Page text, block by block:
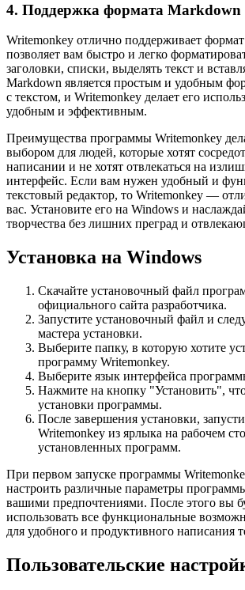
4. Поддержка формата Markdown
Writemonkey отлично поддерживает
позволяет вам быстро и легко
заголовки, списки, выделять текст и
Markdown является простым и удобным
с текстом, и Writemonkey делает его
удобным и эффективным.
Преимущества программы Writemonkey
выбором для людей, которые хотят
написании и не хотят отвлекаться на
интерфейс. Если вам нужен удобный и
текстовый редактор, то Writemonkey —
вас. Установите его на Windows и
творчества без лишних преград и
Установка на Windows
Скачайте установочный файл
официального сайта разработчика.
Запустите установочный файл и
мастера установки.
Выберите папку, в которую хотите
программу Writemonkey.
Выберите язык интерфейса
Нажмите на кнопку "Установить",
установки программы.
После завершения установки,
Writemonkey из ярлыка на рабочем
установленных программ.
При первом запуске программы
настроить различные параметры
вашими предпочтениями. После этого вы
использовать все функциональные
для удобного и продуктивного написания
Пользовательские